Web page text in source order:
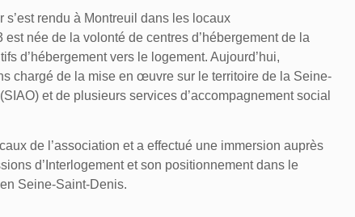
s’est rendu à Montreuil dans les locaux
née de la volonté de centres d’hébergement de la
d’hébergement vers le logement. Aujourd’hui,
chargé de la mise en œuvre sur le territoire de la Seine-
et de plusieurs services d’accompagnement social
de l’association et a effectué une immersion auprès
d’Interlogement et son positionnement dans le
Seine-Saint-Denis.